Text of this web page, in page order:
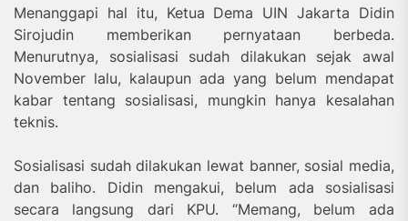
Menanggapi hal itu, Ketua Dema UIN Jakarta Didin
Sirojudin memberikan pernyataan berbeda.
Menurutnya, sosialisasi sudah dilakukan sejak awal
November lalu, kalaupun ada yang belum mendapat
kabar tentang sosialisasi, mungkin hanya kesalahan
teknis.
Sosialisasi sudah dilakukan lewat banner, sosial media,
dan baliho. Didin mengakui, belum ada sosialisasi
secara langsung dari KPU. “Memang, belum ada